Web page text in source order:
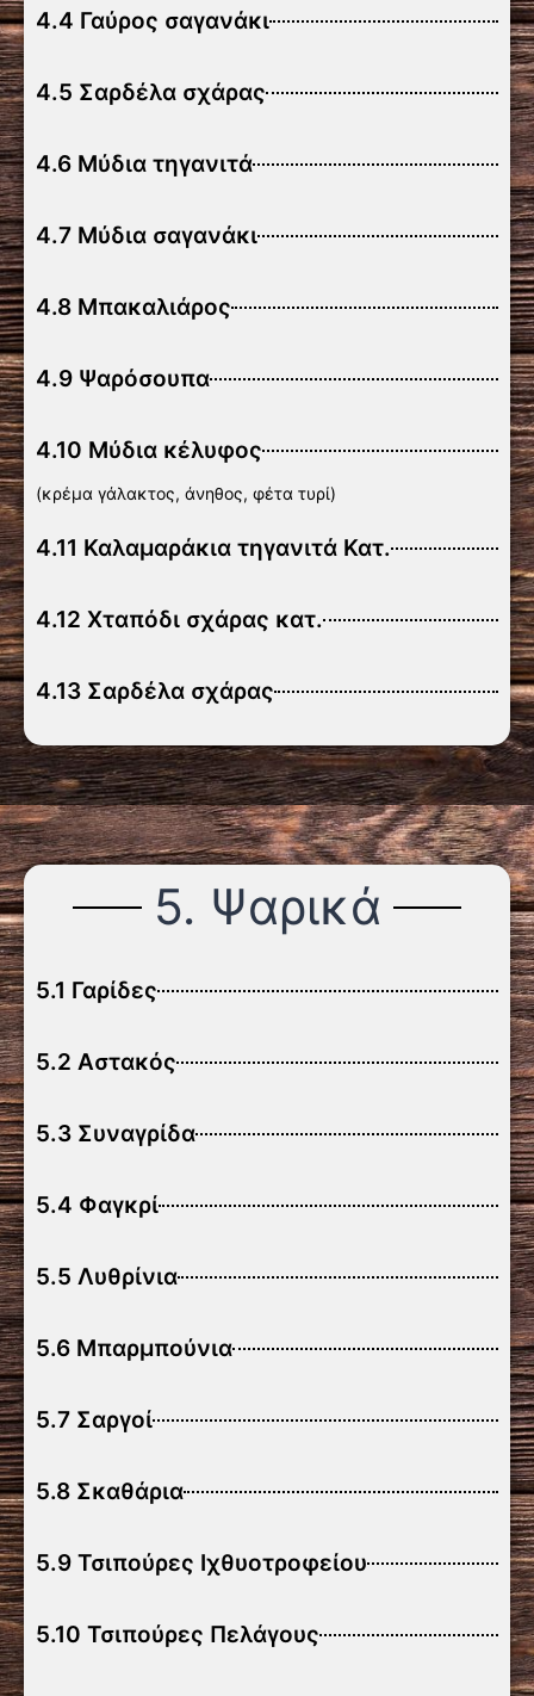
4.4 Γαύρος σαγανάκι
4.5 Σαρδέλα σχάρας
4.6 Μύδια τηγανιτά
4.7 Μύδια σαγανάκι
4.8 Μπακαλιάρος
4.9 Ψαρόσουπα
4.10 Μύδια κέλυφος
(κρέμα γάλακτος, άνηθος, φέτα τυρί)
4.11 Καλαμαράκια τηγανιτά Κατ.
4.12 Χταπόδι σχάρας κατ.
4.13 Σαρδέλα σχάρας
5. Ψαρικά
5.1 Γαρίδες
5.2 Αστακός
5.3 Συναγρίδα
5.4 Φαγκρί
5.5 Λυθρίνια
5.6 Μπαρμπούνια
5.7 Σαργοί
5.8 Σκαθάρια
5.9 Τσιπούρες Ιχθυοτροφείου
5.10 Τσιπούρες Πελάγους